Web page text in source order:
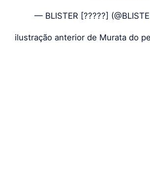
— BLISTER [?????]
ilustração anterior de Murata do